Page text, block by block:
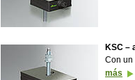
KSC –
Con un
más